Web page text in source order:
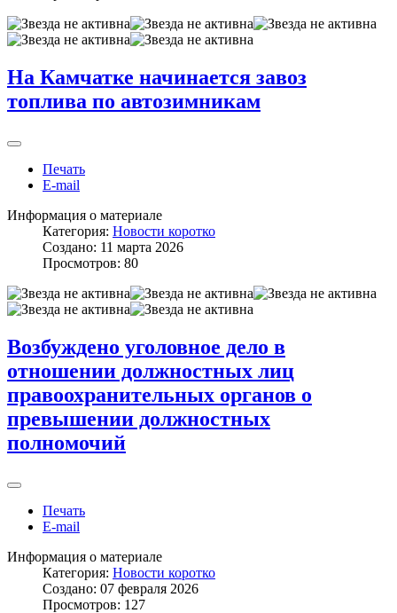
На Камчатке начинается завоз
топлива по автозимникам
Печать
E-mail
Информация о материале
Категория: Новости коротко
Создано: 11 марта 2026
Просмотров: 80
Возбуждено уголовное дело в
отношении должностных лиц
правоохранительных органов о
превышении должностных
полномочий
Печать
E-mail
Информация о материале
Категория: Новости коротко
Создано: 07 февраля 2026
Просмотров: 127